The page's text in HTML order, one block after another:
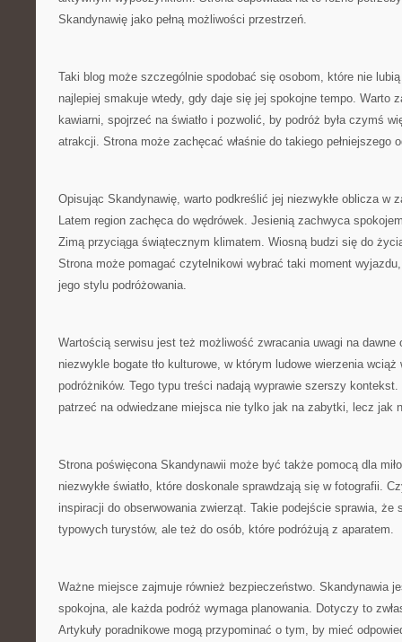
Skandynawię jako pełną możliwości przestrzeń.
Taki blog może szczególnie spodobać się osobom, które nie
najlepiej smakuje wtedy, gdy daje się jej spokojne tempo. Warto
kawiarni, spojrzeć na światło i pozwolić, by podróż była czymś
atrakcji. Strona może zachęcać właśnie do takiego pełniejszego
Opisując Skandynawię, warto podkreślić jej niezwykłe oblicza w
Latem region zachęca do wędrówek. Jesienią zachwyca
Zimą przyciąga świątecznym klimatem. Wiosną budzi się do
Strona może pomagać czytelnikowi wybrać taki moment
jego stylu podróżowania.
Wartością serwisu jest też możliwość zwracania uwagi na dawne
niezwykle bogate tło kulturowe, w którym ludowe wierzenia wciąż
podróżników. Tego typu treści nadają wyprawie szerszy
patrzeć na odwiedzane miejsca nie tylko jak na zabytki, lecz jak
Strona poświęcona Skandynawii może być także pomocą dla
niezwykłe światło, które doskonale sprawdzają się w fotografii.
inspiracji do obserwowania zwierząt. Takie podejście sprawia, że
typowych turystów, ale też do osób, które podróżują z aparatem.
Ważne miejsce zajmuje również bezpieczeństwo. Skandynawia
spokojna, ale każda podróż wymaga planowania. Dotyczy to
Artykuły poradnikowe mogą przypominać o tym, by mieć